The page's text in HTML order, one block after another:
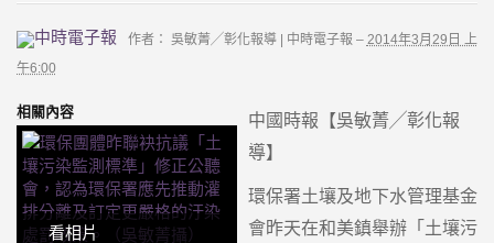
作者： 吳敏菁╱彰化報導| 中時電子報 – 2014年3月29日 上
午6:00
相關內容
看相片
中國時報【吳敏菁╱彰化報
導】
環保署土壤及地下水管理基金
會昨天在和美鎮舉辦「土壤污